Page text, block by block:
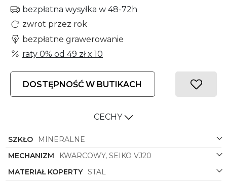
bezpłatna wysyłka w 48-72h
zwrot przez rok
bezpłatne grawerowanie
raty 0% od 49 złx 10
DOSTĘPNOŚĆ W BUTIKACH
CECHY
SZKŁO
MINERALNE
MECHANIZM
KWARCOWY, SEIKO VJ20
MATERIAŁ KOPERTY STAL